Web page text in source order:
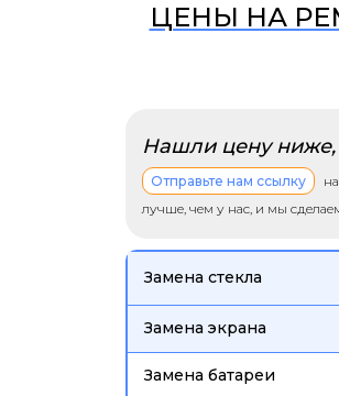
ЦЕНЫ НА
Нашли цену ниже,
Отправьте нам ссылку
лучше, чем у нас, и мы
Замена стекла
Замена экрана
Замена батареи